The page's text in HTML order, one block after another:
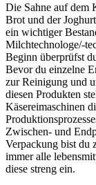
Die Sahne auf dem
Brot und der
ein wichtiger
Milchtechnologe/-
Beginn überprüfst
Bevor du einzelne
zur Reinigung und
diesen Produkten
Käsereimaschinen
Zwischen- und
Verpackung bist du
immer alle
diese streng ein.